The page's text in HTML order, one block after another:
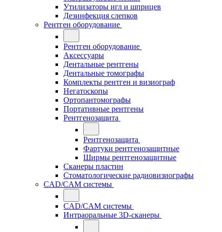
Утилизаторы игл и шприцев
Дезинфекция слепков
Рентген оборудование
Рентген оборудование
Аксессуары
Дентальные рентгены
Дентальные томографы
Комплекты рентген и визиограф
Негатоскопы
Ортопантомографы
Портативные рентгены
Рентгенозащита
Рентгенозащита
Фартуки рентгенозащитные
Ширмы рентгенозащитные
Сканеры пластин
Стоматологические радиовизиографы
CAD/CAM системы
CAD/CAM системы
Интраоральные 3D-сканеры